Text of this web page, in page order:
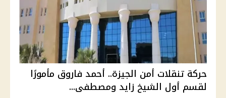
حركة تنقلات أمن الجيزة.. أحمد فاروق مأمورًا
لقسم أول الشيخ زايد ومصطفى...